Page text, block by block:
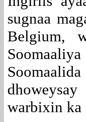
sugnaa
Belgium,
warbixin ka